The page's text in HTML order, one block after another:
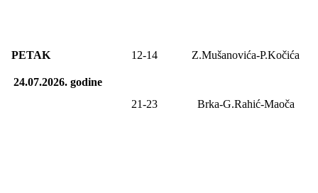
PETAK
24.07.2026.godine
12-14 Z.Mušanovića-P.Kočića
21-23 Brka-G.Rahić-Maoča